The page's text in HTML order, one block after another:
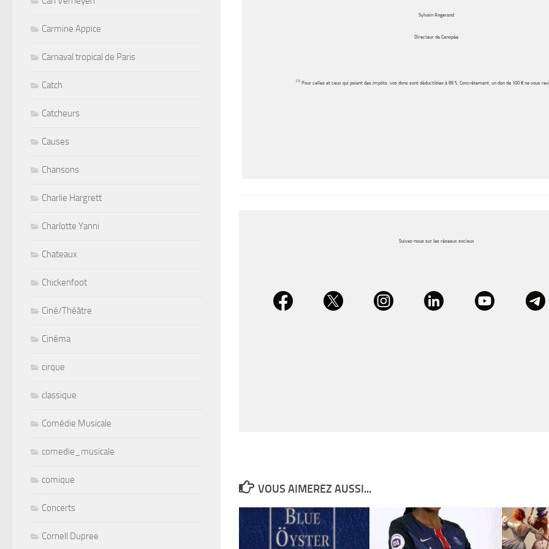
Sylvain Angerand
Directeur de Canopée
(1)Pour celles et ceux qui paient des impôts, vos dons sont déductibles à 66 %. Concrètement, un don de 100 € ne vous
Suivez-nous sur les réseaux sociaux
VOUS AIMEREZ AUSSI...
Carmine Appice
Carnaval tropical de Paris
Catch
Catcheurs
Causes
Chansons
Charlie Hargrett
Charlotte Yanni
Chateaux
Chickenfoot
Ciné/Théâtre
Cinéma
cirque
classique
Comédie Musicale
comedie_musicale
comique
Concerts
Cornell Dupree